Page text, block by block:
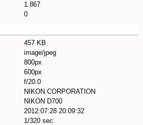
1.867
0
457 KB
image/jpeg
800px
600px
f/20.0
NIKON CORPORATION
NIKON D700
2012:07:28 20:09:32
1/320 sec